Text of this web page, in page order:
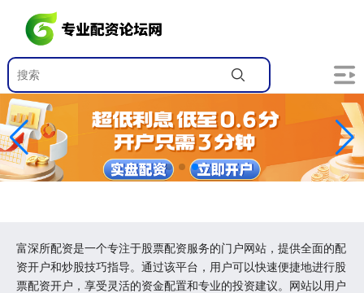
富深所配资是一个专注于股票配资服务的门户网站，提供全面的配
资开户和炒股技巧指导。通过该平台，用户可以快速便捷地进行股
票配资开户，享受灵活的资金配置和专业的投资建议。网站以用户